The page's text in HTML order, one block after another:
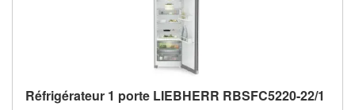
Réfrigérateur 1 porte LIEBHERR RBSFC5220-22/1